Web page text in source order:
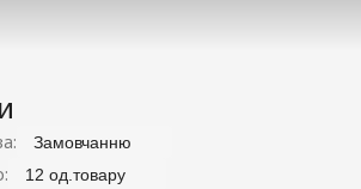
Замовчанню
12 од.товару